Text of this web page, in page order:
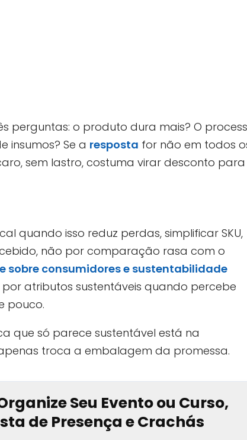
perguntas: o produto dura mais? O
insumos? Se a resposta for não em todos
sem lastro, costuma virar desconto para
quando isso reduz perdas, simplificar SKU,
não por comparação rasa com o
sobre consumidores e sustentabilidade
atributos sustentáveis quando percebe
pouco.
que só parece sustentável está na
troca a embalagem da promessa.
Seu Evento ou Curso,
de Presença e Crachás